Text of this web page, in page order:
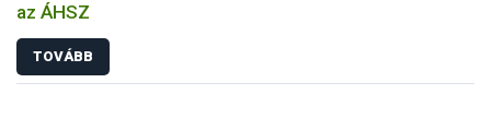
az ÁHSZ
TOVÁBB